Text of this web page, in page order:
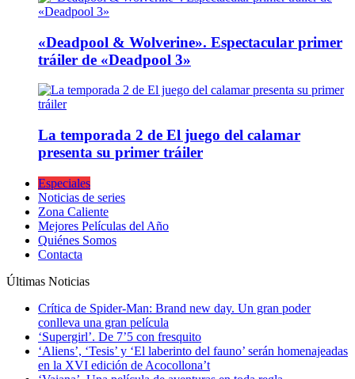
«Deadpool & Wolverine». Espectacular primer
tráiler de «Deadpool 3»
La temporada 2 de El juego del calamar
presenta su primer tráiler
Especiales
Noticias de series
Zona Caliente
Mejores Películas del Año
Quiénes Somos
Contacta
Últimas Noticias
Crítica de Spider-Man: Brand new day. Un gran poder
conlleva una gran película
‘Supergirl’. De 7’5 con fresquito
‘Aliens’, ‘Tesis’ y ‘El laberinto del fauno’ serán homenajeadas
en la XVI edición de Acocollona’t